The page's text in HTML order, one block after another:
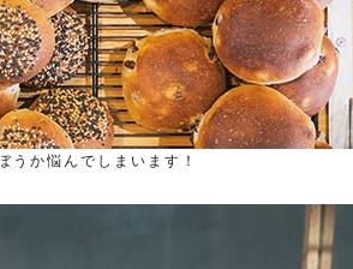
うか悩んでしまいます！